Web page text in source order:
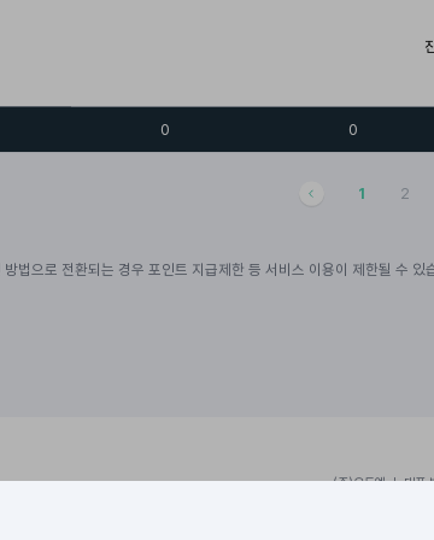
0 0
1 2
법으로 전환되는 경우 포인트 지급제한 등 서비스 이용이 제한될 수 있
(주)오드엠 ㅣ 대표